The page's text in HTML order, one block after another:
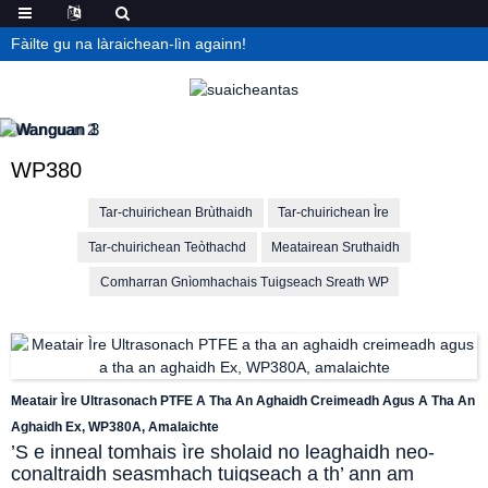
Fàilte gu na làraichean-lìn againn!
WP380
Tar-chuirichean Brùthaidh Tar-chuirichean Ìre
Tar-chuirichean Teòthachd Meatairean Sruthaidh
Comharran Gnìomhachais Tuigseach Sreath WP
Meatair Ìre Ultrasonach PTFE A Tha An Aghaidh Creimeadh Agus A Tha An
Aghaidh Ex, WP380A, Amalaichte
’S e inneal tomhais ìre sholaid no leaghaidh neo-
conaltraidh seasmhach tuigseach a th’ ann am